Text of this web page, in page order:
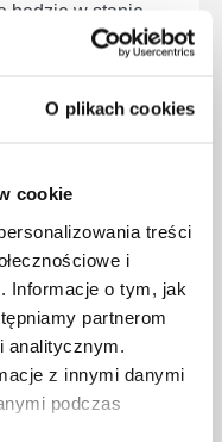
O plikach cookies
cookie
treści
i
Informacje o tym, jak
partnerom
analitycznym.
z innymi danymi
podczas
będzie w stanie
jeśli zabraknie w
SWOJE
w każdej
odpowiedzialna
osób oraz